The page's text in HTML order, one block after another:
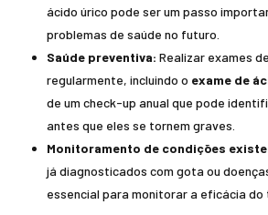
ácido úrico pode ser um passo
problemas de saúde no futuro.
Saúde preventiva: Realizar exames
regularmente, incluindo o exame de
de um check-up anual que pode
antes que eles se tornem graves.
Monitoramento de condições
já diagnosticados com gota ou
essencial para monitorar a eficácia do